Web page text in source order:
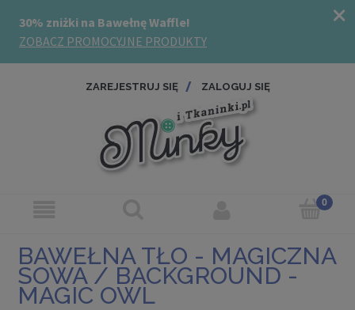
ZAREJESTRUJ SIĘ ZALOGUJ SIĘ
BAWEŁNA TŁO - MAGICZNA
SOWA / BACKGROUND -
MAGIC OWL